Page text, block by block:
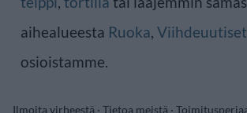
aihealueesta Ruoka, Viihdeuutiset
osioistamme.
Ilmoita virheestä · Tietoa meistä ·